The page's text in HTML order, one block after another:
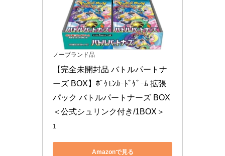
ノーブランド品
【完全未開封品 バトルパートナ
ーズ BOX】ﾎﾟｹﾓﾝｶｰﾄﾞｹﾞｰﾑ 拡張
パック バトルパートナーズ BOX
＜公式シュリンク付き/1BOX＞
1
Amazonで見る